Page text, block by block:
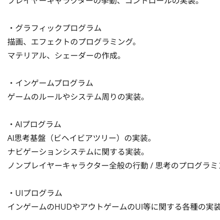
・グラフィックプログラム
描画、エフェクトのプログラミング。
マテリアル、シェーダーの作成。
・インゲームプログラム
ゲームのルールやシステム周りの実装。
・AIプログラム
AI思考基盤（ビヘイビアツリー）の実装。
ナビゲーションシステムに関する実装。
ノンプレイヤーキャラクター全般の行動 / 思考のプログラミ
・UIプログラム
インゲームのHUDやアウトゲームのUI等に関する各種の実装